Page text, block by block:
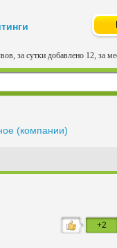
за сутки добавлено 12, за
(компании)
+2